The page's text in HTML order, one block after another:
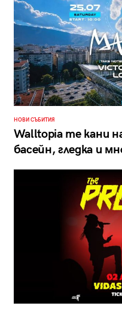
НОВИ СЪБИТИЯ
Walltopia те кани
басейн, гледка и